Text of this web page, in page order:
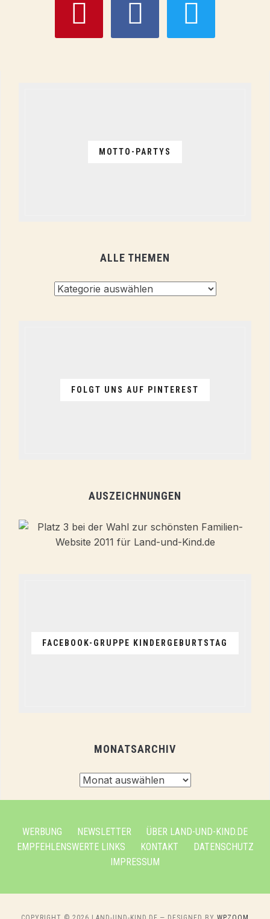
MOTTO-PARTYS
ALLE THEMEN
FOLGT UNS AUF PINTEREST
AUSZEICHNUNGEN
FACEBOOK-GRUPPE KINDERGEBURTSTAG
MONATSARCHIV
WERBUNG NEWSLETTER
ÜBER LAND-UND-KIND.DE
EMPFEHLENSWERTE LINKS
KONTAKT
DATENSCHUTZ
IMPRESSUM